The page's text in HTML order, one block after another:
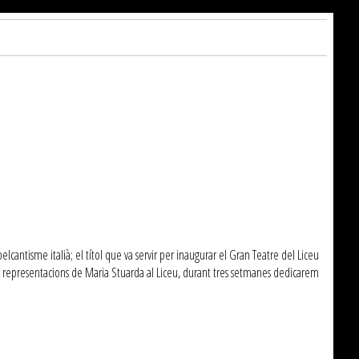
italià; el títol que va servir per inaugurar el Gran Teatre del Liceu
de Maria Stuarda al Liceu, durant tres setmanes dedicarem